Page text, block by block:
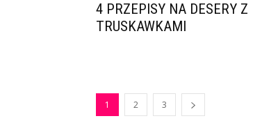
4 PRZEPISY NA DESERY Z
TRUSKAWKAMI
1 2 3